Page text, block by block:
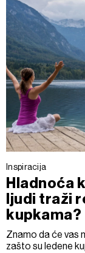
Inspiracija
Hladnoća
ljudi traži
kupkama?
Znamo da će vas
zašto su ledene